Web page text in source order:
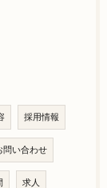
採用情報
問い合わせ
求人